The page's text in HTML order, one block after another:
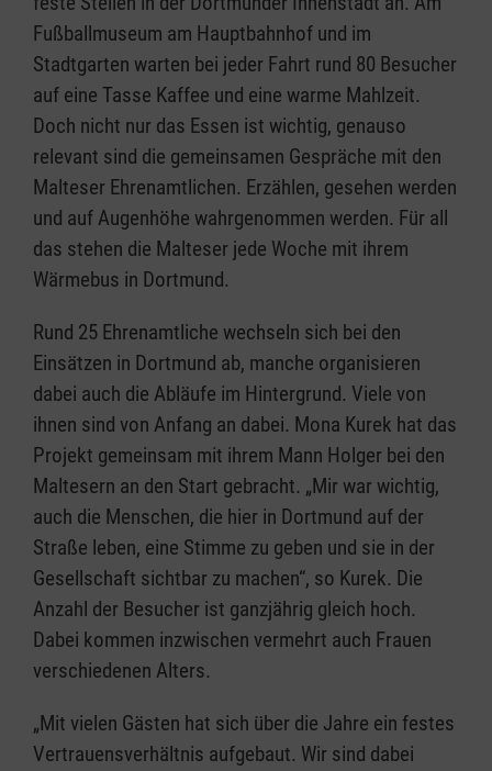
Fußballmuseum am Hauptbahnhof und im
Stadtgarten warten bei jeder Fahrt rund 80 Besucher
auf eine Tasse Kaffee und eine warme Mahlzeit.
Doch nicht nur das Essen ist wichtig, genauso
relevant sind die gemeinsamen Gespräche mit den
Malteser Ehrenamtlichen. Erzählen, gesehen werden
und auf Augenhöhe wahrgenommen werden. Für all
das stehen die Malteser jede Woche mit ihrem
Wärmebus in Dortmund.
Rund 25 Ehrenamtliche wechseln sich bei den
Einsätzen in Dortmund ab, manche organisieren
dabei auch die Abläufe im Hintergrund. Viele von
ihnen sind von Anfang an dabei. Mona Kurek hat das
Projekt gemeinsam mit ihrem Mann Holger bei den
Maltesern an den Start gebracht. „Mir war wichtig,
auch die Menschen, die hier in Dortmund auf der
Straße leben, eine Stimme zu geben und sie in der
Gesellschaft sichtbar zu machen“, so Kurek. Die
Anzahl der Besucher ist ganzjährig gleich hoch.
Dabei kommen inzwischen vermehrt auch Frauen
verschiedenen Alters.
„Mit vielen Gästen hat sich über die Jahre ein festes
Vertrauensverhältnis aufgebaut. Wir sind dabei